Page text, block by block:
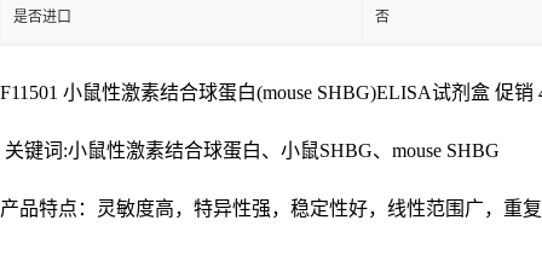
是否进口 否
F11501 小鼠性激素结合球蛋白(mouse SHBG)ELISA试剂盒 促销
关键词:小鼠性激素结合球蛋白、小鼠SHBG、mouse SHBG
产品特点：灵敏度高，特异性强，稳定性好，线性范围广，重